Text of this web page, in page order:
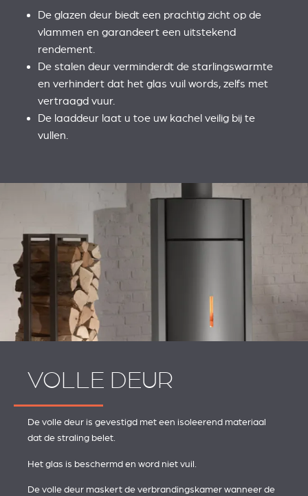
De glazen deur biedt een prachtig zicht op de
vlammen en garandeert een uitstekend
rendement.
De stalen deur verminderdt de starlingswarmte
en verhindert dat het glas vuil words, zelfs met
vertraagd vuur.
De laaddeur laat u toe uw kachel veilig bij te
vullen.
VOLLE DEUR
De volle deur is gevestigd met een isoleerend materiaal
dat de straling belet.
Het glas is beschermd en word niet vuil.
De volle deur maskert de verbrandingskamer wanneer de